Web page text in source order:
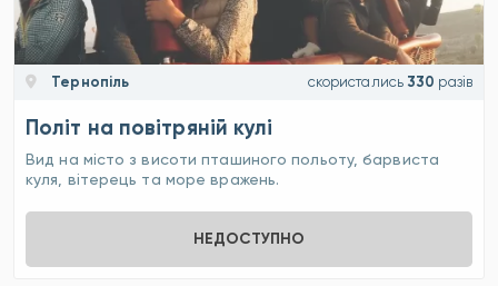
Тернопіль скористались 330 разів
Політ на повітряній кулі
Вид на місто з висоти пташиного польоту, барвиста
куля, вітерець та море вражень.
НЕДОСТУПНО